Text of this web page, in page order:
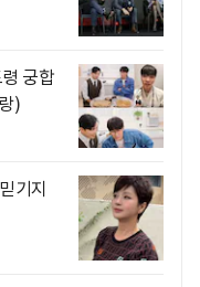
궁합
)
기지